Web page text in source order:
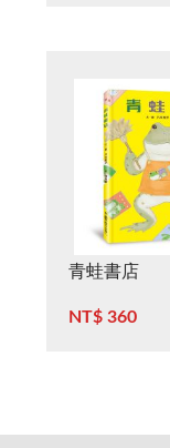
青蛙書店
NT$ 360